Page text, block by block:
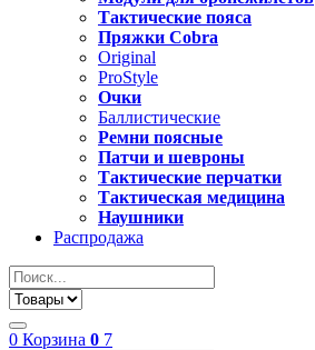
Тактические пояса
Пряжки Cobra
Original
ProStyle
Очки
Баллистические
Ремни поясные
Патчи и шевроны
Тактические перчатки
Тактическая медицина
Наушники
Распродажа
0 Корзина 0 7